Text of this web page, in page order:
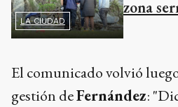
LA CIUDAD
zona
El comunicado volvió
gestión deFernández: